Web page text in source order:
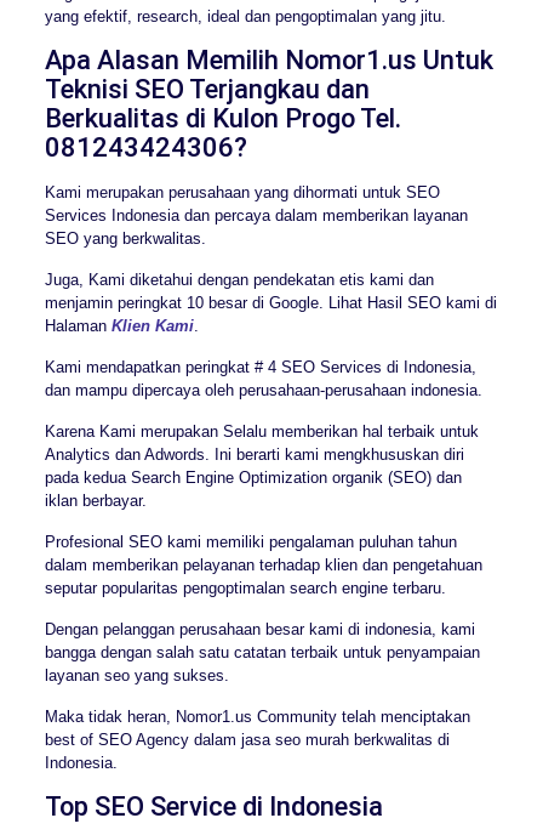
yang efektif, research, ideal dan pengoptimalan yang jitu.
Apa Alasan Memilih Nomor1.us Untuk
Teknisi SEO Terjangkau dan
Berkualitas di Kulon Progo Tel.
081243424306?
Kami merupakan perusahaan yang dihormati untuk SEO
Services Indonesia dan percaya dalam memberikan layanan
SEO yang berkwalitas.
Juga, Kami diketahui dengan pendekatan etis kami dan
menjamin peringkat 10 besar di Google. Lihat Hasil SEO kami di
Halaman Klien Kami.
Kami mendapatkan peringkat # 4 SEO Services di Indonesia,
dan mampu dipercaya oleh perusahaan-perusahaan indonesia.
Karena Kami merupakan Selalu memberikan hal terbaik untuk
Analytics dan Adwords. Ini berarti kami mengkhususkan diri
pada kedua Search Engine Optimization organik (SEO) dan
iklan berbayar.
Profesional SEO kami memiliki pengalaman puluhan tahun
dalam memberikan pelayanan terhadap klien dan pengetahuan
seputar popularitas pengoptimalan search engine terbaru.
Dengan pelanggan perusahaan besar kami di indonesia, kami
bangga dengan salah satu catatan terbaik untuk penyampaian
layanan seo yang sukses.
Maka tidak heran, Nomor1.us Community telah menciptakan
best of SEO Agency dalam jasa seo murah berkwalitas di
Indonesia.
Top SEO Service di Indonesia